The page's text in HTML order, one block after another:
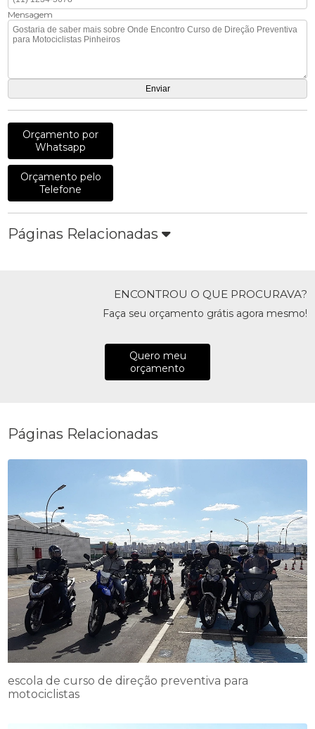
Mensagem
Orçamento por
Whatsapp
Orçamento pelo
Telefone
Páginas Relacionadas
ENCONTROU O QUE PROCURAVA?
Faça seu orçamento grátis agora mesmo!
Quero meu
orçamento
Páginas Relacionadas
escola de curso de direção preventiva para
motociclistas